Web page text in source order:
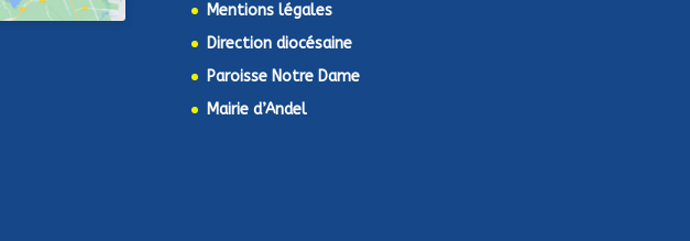
Mentions légales
Direction diocésaine
Paroisse Notre Dame
Mairie d’Andel